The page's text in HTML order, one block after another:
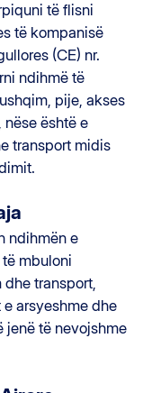
të flisni
të kompanisë
(CE) nr.
ndihmë të
pije, akses
është e
transport midis
ndihmën e
mbuloni
transport,
arsyeshme dhe
jenë të nevojshme